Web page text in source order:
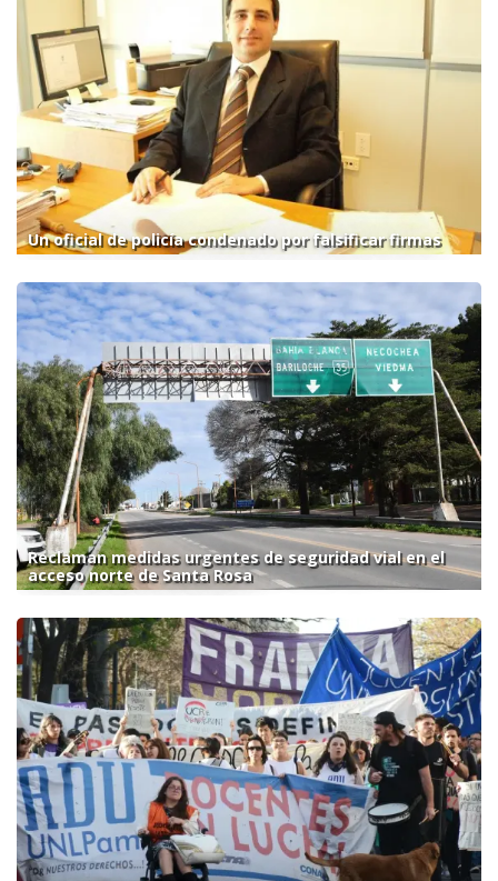
Un oficial de policía condenado por falsificar firmas
Reclaman medidas urgentes de seguridad vial en el
acceso norte de Santa Rosa